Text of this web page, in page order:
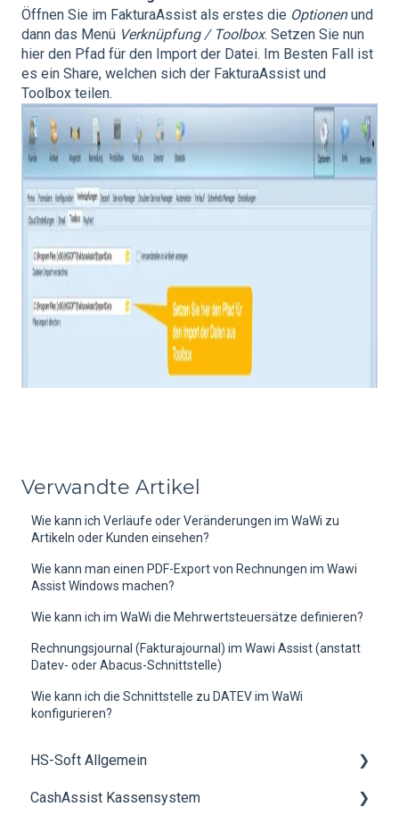
Öffnen Sie im FakturaAssist als erstes die Optionenund
dann das Menü Verknüpfung / Toolbox. Setzen Sie nun
hier den Pfad für den Import der Datei. Im Besten Fall ist
es ein Share, welchen sich der FakturaAssist und
Toolbox teilen.
Verwandte Artikel
Wie kann ich Verläufe oder Veränderungen im WaWi zu
Artikeln oder Kunden einsehen?
Wie kann man einen PDF-Export von Rechnungen im Wawi
Assist Windows machen?
Wie kann ich im WaWi die Mehrwertsteuersätze definieren?
Rechnungsjournal (Fakturajournal) im Wawi Assist (anstatt
Datev- oder Abacus-Schnittstelle)
Wie kann ich die Schnittstelle zu DATEV im WaWi
konfigurieren?
HS-Soft Allgemein
Schulung
CashAssist Kassensystem